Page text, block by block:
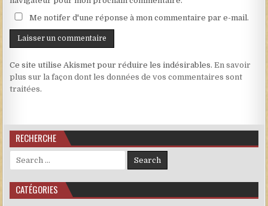
Me notifer d'une réponse à mon commentaire par e-mail.
Ce site utilise Akismet pour réduire les indésirables.En savoir
plus sur la façon dont les données de vos commentaires sont
traitées.
RECHERCHE
Search for:
CATÉGORIES